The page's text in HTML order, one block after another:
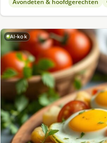
Avondeten & hoofdgerechten
AI-kok